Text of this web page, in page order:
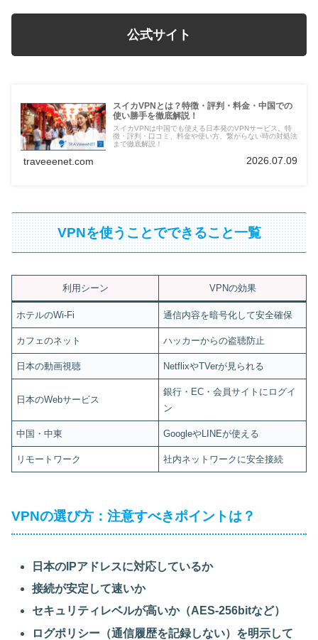
公式サイト
スイカVPNとは？特徴・評判・料金・中国での
使い勝手を徹底解説！
スイカVPNは中国でも使える日本発のVPNサービス。特
徴・評判・口コミ、料金や使い方、繋がらない時の対処法
まで徹底解説！
traveeenet.com 2026.07.09
VPNを使うことでできること一覧
利用シーン VPNの効果
ホテルのWi-Fi 通信内容を暗号化して安全確保
カフェのネット ハッカーからの盗聴防止
日本の動画視聴 NetflixやTVerが見られる
日本のWebサービス
銀行・EC・会員サイトにログイ
ン
中国・中東 GoogleやLINEが使える
リモートワーク 社内ネットワークに安全接続
VPNの選び方：注意すべきポイントは？
日本のIPアドレスに対応しているか
接続が安定して速いか
セキュリティレベルが高いか（AES-256bitなど）
ログポリシー（通信履歴を記録しない）を明示して